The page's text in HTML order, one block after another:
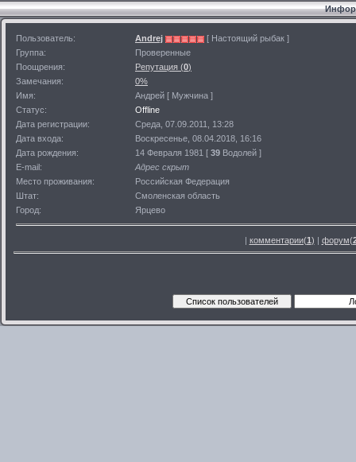
Пользователь: Andrej
[ Настоящий рыбак ]
Группа:
Проверенные
Поощрения:
Репутация (0)
Замечания:
0%
Имя:
Андрей [ Мужчина ]
Статус:
Offline
Дата регистрации:
Среда, 07.09.2011, 13:28
Дата входа:
Воскресенье, 08.04.2018, 16:16
Дата рождения:
14 Февраля 1981 [ 39 Водолей ]
E-mail:
Адрес скрыт
Место проживания:
Российская Федерация
Штат:
Смоленская область
Город:
Ярцево
| комментарии(1) | форум(